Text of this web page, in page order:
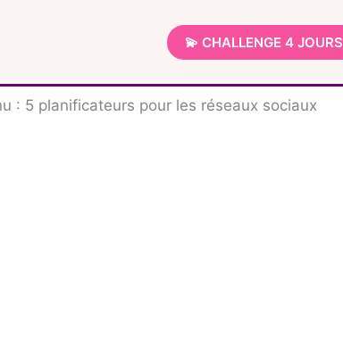
💫 CHALLENGE 4 JOURS
: 5 planificateurs pour les réseaux sociaux